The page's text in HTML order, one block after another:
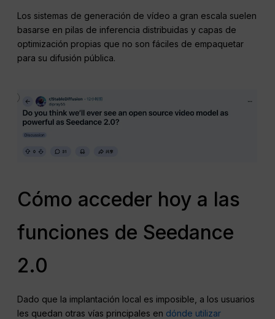
Los sistemas de generación de vídeo a gran escala suelen
basarse en pilas de inferencia distribuidas y capas de
optimización propias que no son fáciles de empaquetar
para su difusión pública.
Cómo acceder hoy a las
funciones de Seedance
2.0
Dado que la implantación local es imposible, a los usuarios
les quedan otras vías principales en dónde utilizar